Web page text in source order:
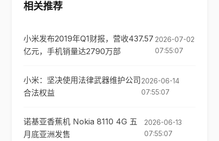
相关推荐
小米发布2019年Q1财报，营收437.57
亿元，手机销量达2790万部
2026-07-02
07:55:07
小米：坚决使用法律武器维护公司
合法权益
2026-06-14
07:55:07
诺基亚香蕉机 Nokia 8110 4G 五
月底亚洲发售
2026-06-13
07:55:07